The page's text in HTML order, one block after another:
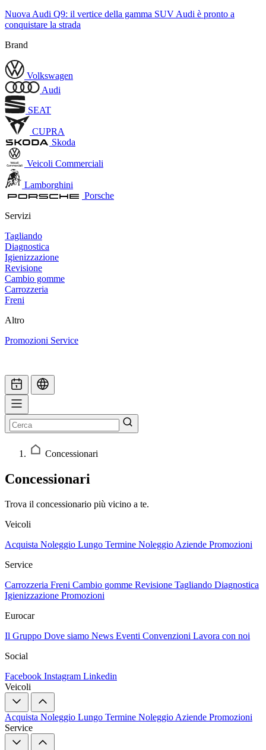
Nuova Audi Q9: il vertice della gamma SUV Audi è pronto a
conquistare la strada
Brand
Volkswagen
Audi
SEAT
CUPRA
Skoda
Veicoli Commerciali
Lamborghini
Porsche
Servizi
Tagliando
Diagnostica
Igienizzazione
Revisione
Cambio gomme
Carrozzeria
Freni
Altro
Promozioni Service
Concessionari
Concessionari
Trova il concessionario più vicino a te.
Veicoli
Acquista Noleggio Lungo Termine Noleggio Aziende Promozioni
Service
Carrozzeria Freni Cambio gomme Revisione Tagliando Diagnostica
Igienizzazione Promozioni
Eurocar
Il Gruppo Dove siamo News Eventi Convenzioni Lavora con noi
Social
Facebook Instagram Linkedin
Veicoli
Acquista Noleggio Lungo Termine Noleggio Aziende Promozioni
Service